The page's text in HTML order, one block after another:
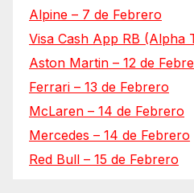
Alpine – 7 de Febrero
Visa Cash App RB (Alpha
Aston Martin – 12 de
Ferrari – 13 de Febrero
McLaren – 14 de Febrero
Mercedes – 14 de Febrero
Red Bull – 15 de Febrero